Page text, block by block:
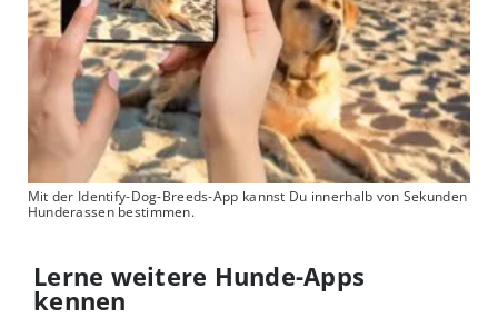
Mit der Identify-Dog-Breeds-App kannst Du innerhalb von Sekunden
Hunderassen bestimmen.
Lerne weitere Hunde-Apps
kennen